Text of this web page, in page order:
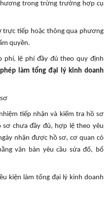
trong trừng trường hợp cụ
trực tiếp hoặc thông qua phương
quyền.
lệ phí đầy đủ theo quy định
làm tổng đại lý kinh doanh
tiếp nhận và kiểm tra hồ sơ
chưa đầy đủ, hợp lệ theo yêu
nhận được hồ sơ, cơ quan có
văn bản yêu cầu sửa đổ, bổ
kiện làm tổng đại lý kinh doanh